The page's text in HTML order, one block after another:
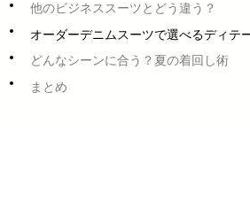
他のビジネススーツとどう違う？
オーダーデニムスーツで選べるディテ
どんなシーンに合う？夏の着回し術
まとめ